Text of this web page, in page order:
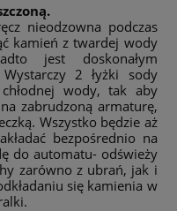
nieodzowna podczas
kamień z twardej wody
jest doskonałym
2 łyżki sody
wody, tak aby
zabrudzoną armaturę,
Wszystko będzie aż
bezpośrednio na
do automatu- odświeży
zarówno z ubrań, jak i
się kamienia w